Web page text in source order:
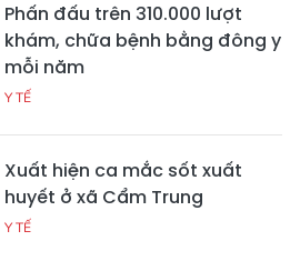
Phấn đấu trên 310.000 lượt
khám, chữa bệnh bằng đông y
mỗi năm
Y TẾ
Xuất hiện ca mắc sốt xuất
huyết ở xã Cẩm Trung
Y TẾ